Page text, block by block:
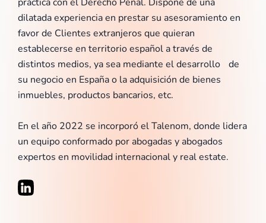
dilatada experiencia en prestar su asesoramiento en
favor de Clientes extranjeros que quieran
establecerse en territorio español a través de
distintos medios, ya sea mediante el desarrollo de
su negocio en España o la adquisición de bienes
inmuebles, productos bancarios, etc.
En el año 2022 se incorporó el Talenom, donde lidera
un equipo conformado por abogadas y abogados
expertos en movilidad internacional y real estate.